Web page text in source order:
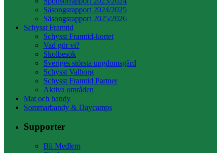
Säsongsrapport 2024/2025
Säsongsrapport 2025/2026
Schysst Framtid
Schysst Framtid-kortet
Vad gör vi?
Skolbesök
Sveriges största ungdomsgård
Schysst Valborg
Schysst Framtid Partner
Aktiva områden
Mat och bandy
Sommarbandy & Daycamps
Supporter
Bli Medlem